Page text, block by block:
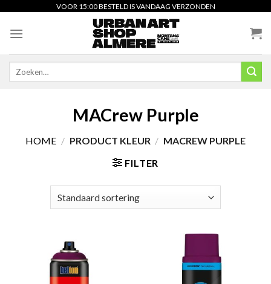
content
VOOR 15:00 BESTELD IS VANDAAG VERZONDEN
MACrew Purple
HOME / PRODUCT KLEUR / MACREW PURPLE
FILTER